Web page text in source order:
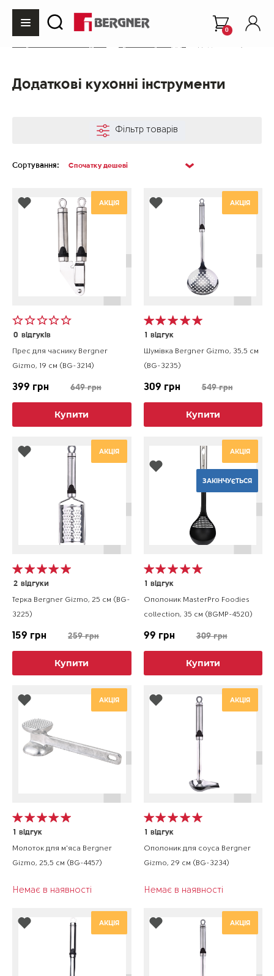
0
Додаткові кухонні інструменти
Фільтр товарів
Сортування:
АКЦІЯ
0 відгуків
Прес для часнику Bergner
Gizmo, 19 см (BG-3214)
399 грн 649 грн
Купити
АКЦІЯ
1 відгук
Шумівка Bergner Gizmo, 35,5 см
(BG-3235)
309 грн 549 грн
Купити
АКЦІЯ
2 відгуки
Терка Bergner Gizmo, 25 см (BG-
3225)
159 грн 259 грн
Купити
АКЦІЯ
ЗАКІНЧУЄТЬСЯ
1 відгук
Ополоник MasterPro Foodies
collection, 35 см (BGMP-4520)
99 грн 309 грн
Купити
АКЦІЯ
1 відгук
Молоток для м'яса Bergner
Gizmo, 25,5 см (BG-4457)
Немає в наявності
АКЦІЯ
1 відгук
Ополоник для соуса Bergner
Gizmo, 29 см (BG-3234)
Немає в наявності
АКЦІЯ АКЦІЯ